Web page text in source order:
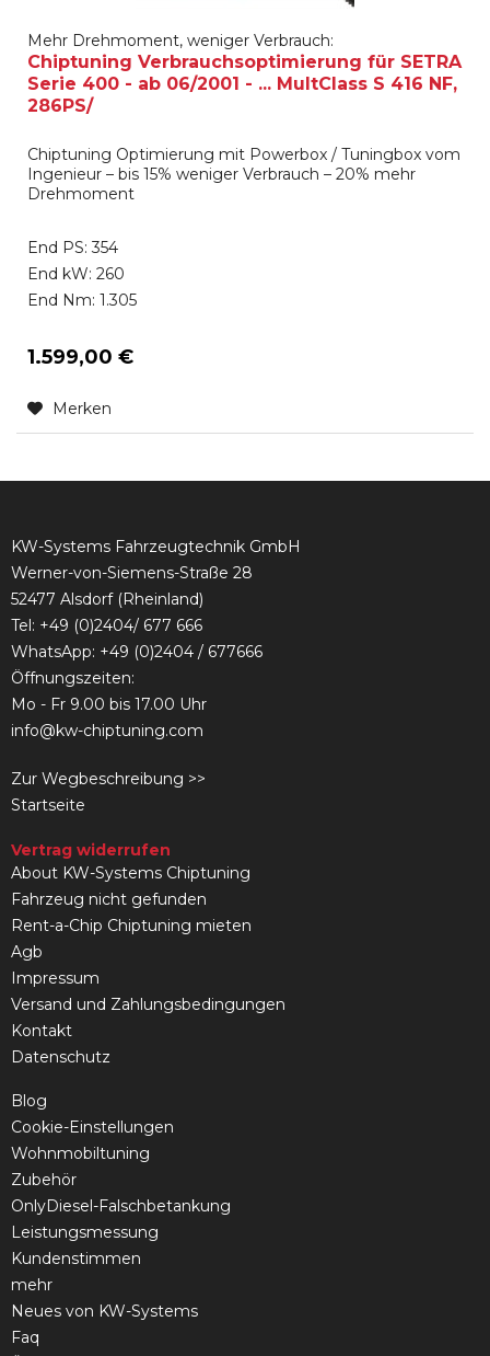
Mehr Drehmoment, weniger Verbrauch:
Chiptuning Verbrauchsoptimierung für SETRA
Serie 400 - ab 06/2001 - ... MultClass S 416 NF,
286PS/
Chiptuning Optimierung mit Powerbox / Tuningbox vom
Ingenieur – bis 15% weniger Verbrauch – 20% mehr
Drehmoment
End PS: 354
End kW: 260
End Nm: 1.305
1.599,00 €
Merken
KW-Systems Fahrzeugtechnik GmbH
Werner-von-Siemens-Straße 28
52477 Alsdorf (Rheinland)
Tel: +49 (0)2404/ 677 666
WhatsApp: +49 (0)2404 / 677666
Öffnungszeiten:
Mo - Fr 9.00 bis 17.00 Uhr
info@kw-chiptuning.com
Zur Wegbeschreibung >>
Startseite
Vertrag widerrufen
About KW-Systems Chiptuning
Fahrzeug nicht gefunden
Rent-a-Chip Chiptuning mieten
Agb
Impressum
Versand und Zahlungsbedingungen
Kontakt
Datenschutz
Blog
Cookie-Einstellungen
Wohnmobiltuning
Zubehör
OnlyDiesel-Falschbetankung
Leistungsmessung
Kundenstimmen
mehr
Neues von KW-Systems
Faq